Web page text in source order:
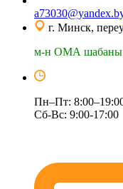
г. Минск,
м-н ОМА шабаны
Пн–Пт:
Сб-Вс: 9:00-17:00